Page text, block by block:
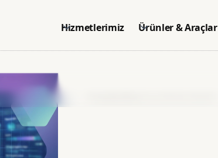
Hizmetlerimiz Ürünler & Araçlar